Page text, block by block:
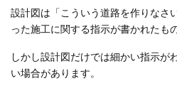
設計図は「こういう道路を作りなさ
った施工に関する指示が書かれたも
しかし設計図だけでは細かい指示が
い場合があります。